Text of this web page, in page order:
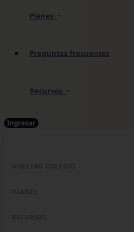
Planes
Preguntas frecuentes
Recursos
Ingresar